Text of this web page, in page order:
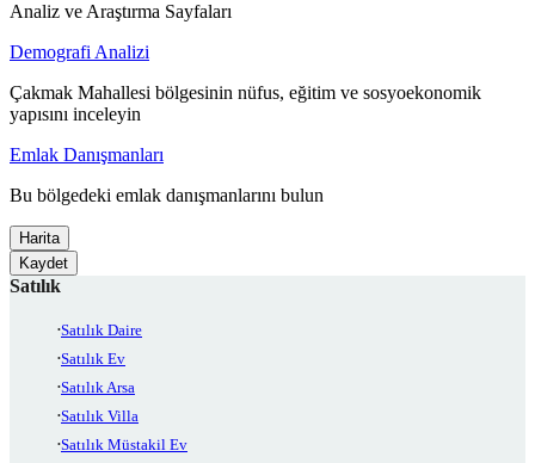
Analiz ve Araştırma Sayfaları
Demografi Analizi
Çakmak Mahallesi bölgesinin nüfus, eğitim ve sosyoekonomik
yapısını inceleyin
Emlak Danışmanları
Bu bölgedeki emlak danışmanlarını bulun
Harita
Kaydet
Satılık
Satılık Daire
Satılık Ev
Satılık Arsa
Satılık Villa
Satılık Müstakil Ev